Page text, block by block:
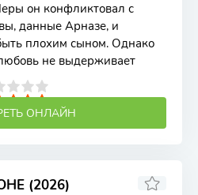
он конфликтовал с
данные Арназе, и
плохим сыном. Однако
не выдерживает
ОНЛАЙН
(2026)